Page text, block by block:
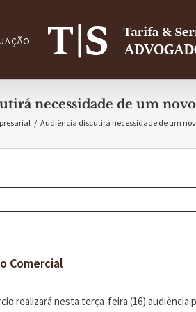
necessidade de um
/ Audiência discutirá necessidade de um
Comercial
realizará nesta terça-feira (16) audiência